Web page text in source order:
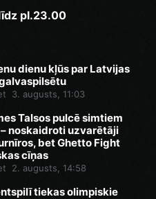
pl.23.00
dienu kļūs par Latvijas
3. augusts, 11:03
Talsos pulcē simtiem
noskaidroti uzvarētāji
bet Ghetto Fight
cīņas
2. augusts, 14:58
tiekas olimpiskie